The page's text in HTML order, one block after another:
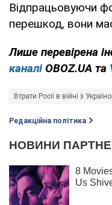
Відпрацьовуючи
перешкод, вони
Лише перевірена
каналі OBOZ.UA та
Втрати Росії в війні з
Редакційна політика